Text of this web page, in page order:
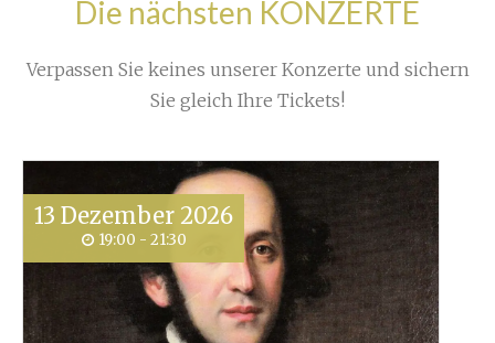
Die nächsten KONZERTE
Verpassen Sie keines unserer Konzerte und sichern
Sie gleich Ihre Tickets!
13 Dezember 2026
19:00 - 21:30